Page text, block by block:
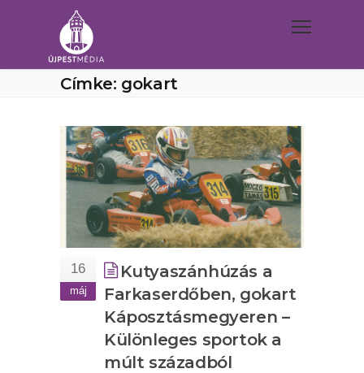
Címke: gokart
16
máj
Kutyaszánhúzás a
Farkaserdőben, gokart
Káposztásmegyeren –
Különleges sportok a
múlt századból